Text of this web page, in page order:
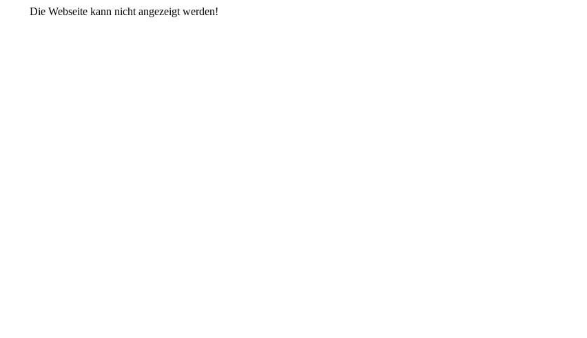
Die Webseite kann nicht angezeigt werden!